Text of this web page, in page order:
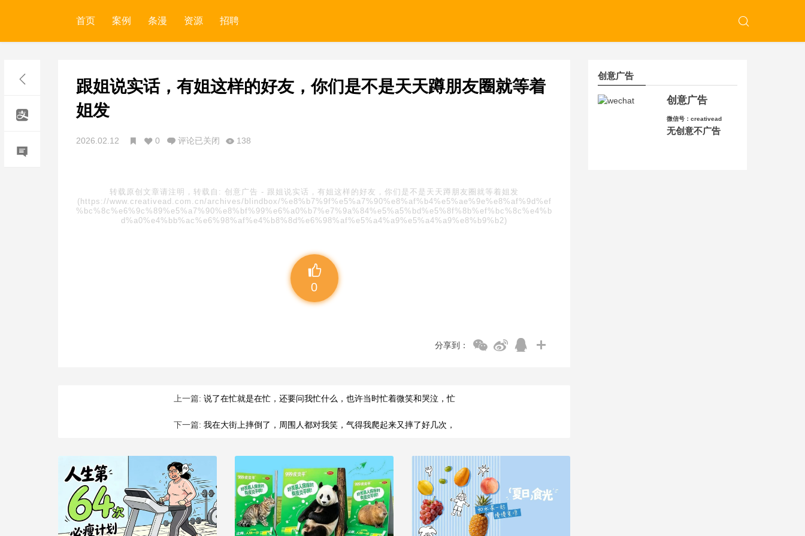
首页 案例 条漫 资源 招聘
跟姐说实话，有姐这样的好友，你们是不是天天蹲朋友圈就等着
姐发
2026.02.12 0 评论已关闭 138
转载原创文章请注明，转载自: 创意广告 - 跟姐说实话，有姐这样的好友，你们是不是天天蹲朋友圈就等着姐发
(https://www.creativead.com.cn/archives/blindbox/%e8%b7%9f%e5%a7%90%e8%af%b4%e5%ae%9e%e8%af%9d%ef
%bc%8c%e6%9c%89%e5%a7%90%e8%bf%99%e6%a0%b7%e7%9a%84%e5%a5%bd%e5%8f%8b%ef%bc%8c%e4%b
d%a0%e4%bb%ac%e6%98%af%e4%b8%8d%e6%98%af%e5%a4%a9%e5%a4%a9%e8%b9%b2)
0
分享到：
上一篇: 说了在忙就是在忙，还要问我忙什么，也许当时忙着微笑和哭泣，忙
下一篇: 我在大街上摔倒了，周围人都对我笑，气得我爬起来又摔了好几次，
创意广告
创意广告
微信号：creativead
无创意不广告